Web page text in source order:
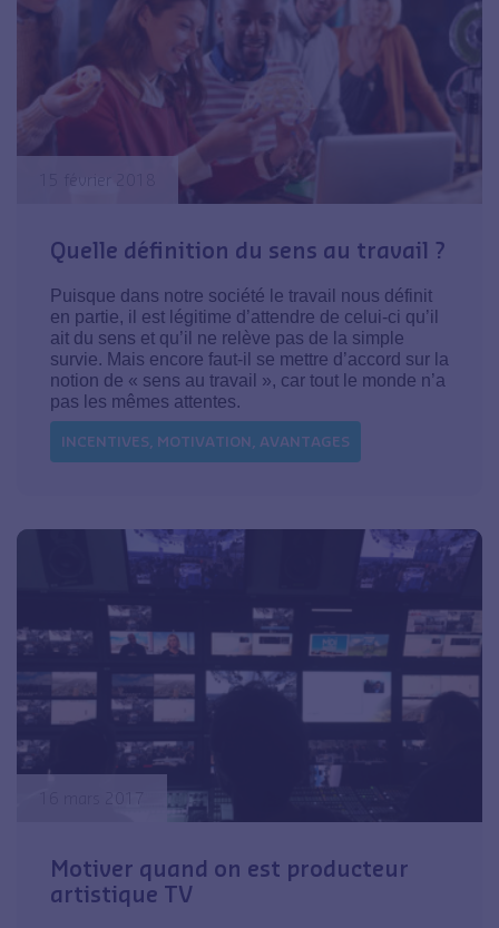
Quelle définition du sens au travail ?
Puisque dans notre société le travail nous définit
en partie, il est légitime d’attendre de celui-ci qu’il
ait du sens et qu’il ne relève pas de la simple
survie. Mais encore faut-il se mettre d’accord sur la
notion de « sens au travail », car tout le monde n’a
pas les mêmes attentes.
INCENTIVES, MOTIVATION, AVANTAGES
Motiver quand on est producteur
artistique TV